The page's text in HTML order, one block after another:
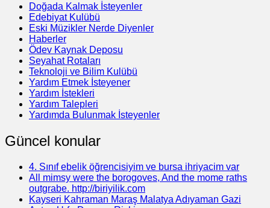
Doğada Kalmak İsteyenler
Edebiyat Kulübü
Eski Müzikler Nerde Diyenler
Haberler
Ödev Kaynak Deposu
Seyahat Rotaları
Teknoloji ve Bilim Kulübü
Yardım Etmek İsteyener
Yardım İstekleri
Yardım Talepleri
Yardımda Bulunmak İsteyenler
Güncel konular
4. Sınıf ebelik öğrencisiyim ve bursa ihriyacim var
All mimsy were the borogoves, And the mome raths
outgrabe. http://biriyilik.com
Kayseri Kahraman Maraş Malatya Adıyaman Gazi